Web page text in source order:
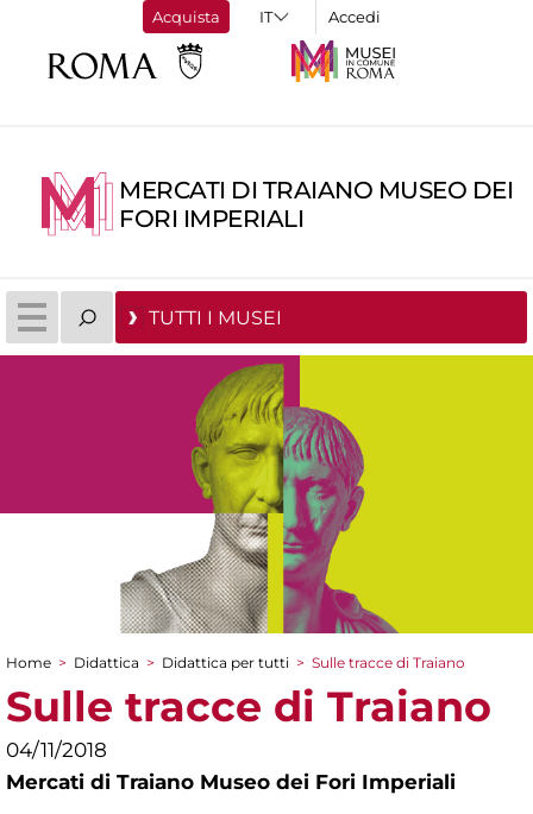
Acquista Accedi
MERCATI DI TRAIANO MUSEO DEI
FORI IMPERIALI
TUTTI I MUSEI
Tu sei qui
Home > Didattica > Didattica per tutti > Sulle tracce di Traiano
Sulle tracce di Traiano
04/11/2018
Mercati di Traiano Museo dei Fori Imperiali